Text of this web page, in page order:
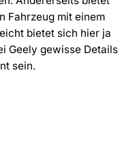
Fahrzeug mit einem
bietet sich hier ja
Geely gewisse Details
sein.